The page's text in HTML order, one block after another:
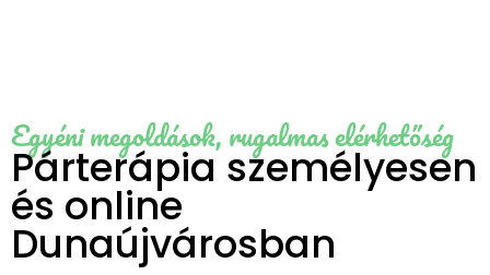
Egyéni megoldások, rugalmas elérhetőség
Párterápia személyesen
és online
Dunaújvárosban